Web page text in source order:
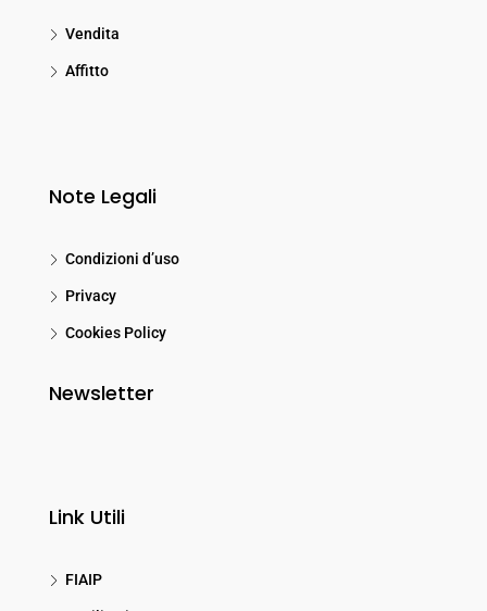
Vendita
Affitto
Note Legali
Condizioni d’uso
Privacy
Cookies Policy
Newsletter
Link Utili
FIAIP